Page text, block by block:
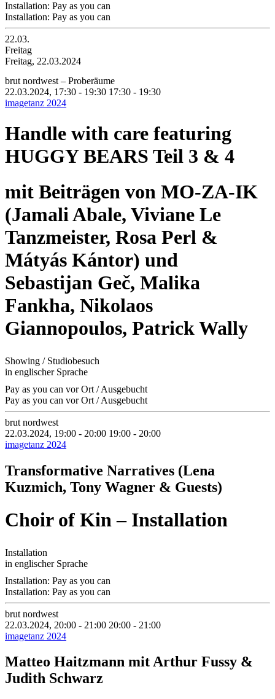
Installation: Pay as you can
Installation: Pay as you can
22.03.
Freitag
Freitag, 22.03.2024
brut nordwest – Proberäume
22.03.2024, 17:30 - 19:30 17:30 - 19:30
imagetanz 2024
Handle with care featuring
HUGGY BEARS Teil 3 & 4
mit Beiträgen von MO-ZA-IK
(Jamali Abale, Viviane Le
Tanzmeister, Rosa Perl &
Mátyás Kántor) und
Sebastijan Geč, Malika
Fankha, Nikolaos
Giannopoulos, Patrick Wally
Showing / Studiobesuch
in englischer Sprache
Pay as you can vor Ort / Ausgebucht
Pay as you can vor Ort / Ausgebucht
brut nordwest
22.03.2024, 19:00 - 20:00 19:00 - 20:00
imagetanz 2024
Transformative Narratives (Lena
Kuzmich, Tony Wagner & Guests)
Choir of Kin – Installation
Installation
in englischer Sprache
Installation: Pay as you can
Installation: Pay as you can
brut nordwest
22.03.2024, 20:00 - 21:00 20:00 - 21:00
imagetanz 2024
Matteo Haitzmann mit Arthur Fussy &
Judith Schwarz